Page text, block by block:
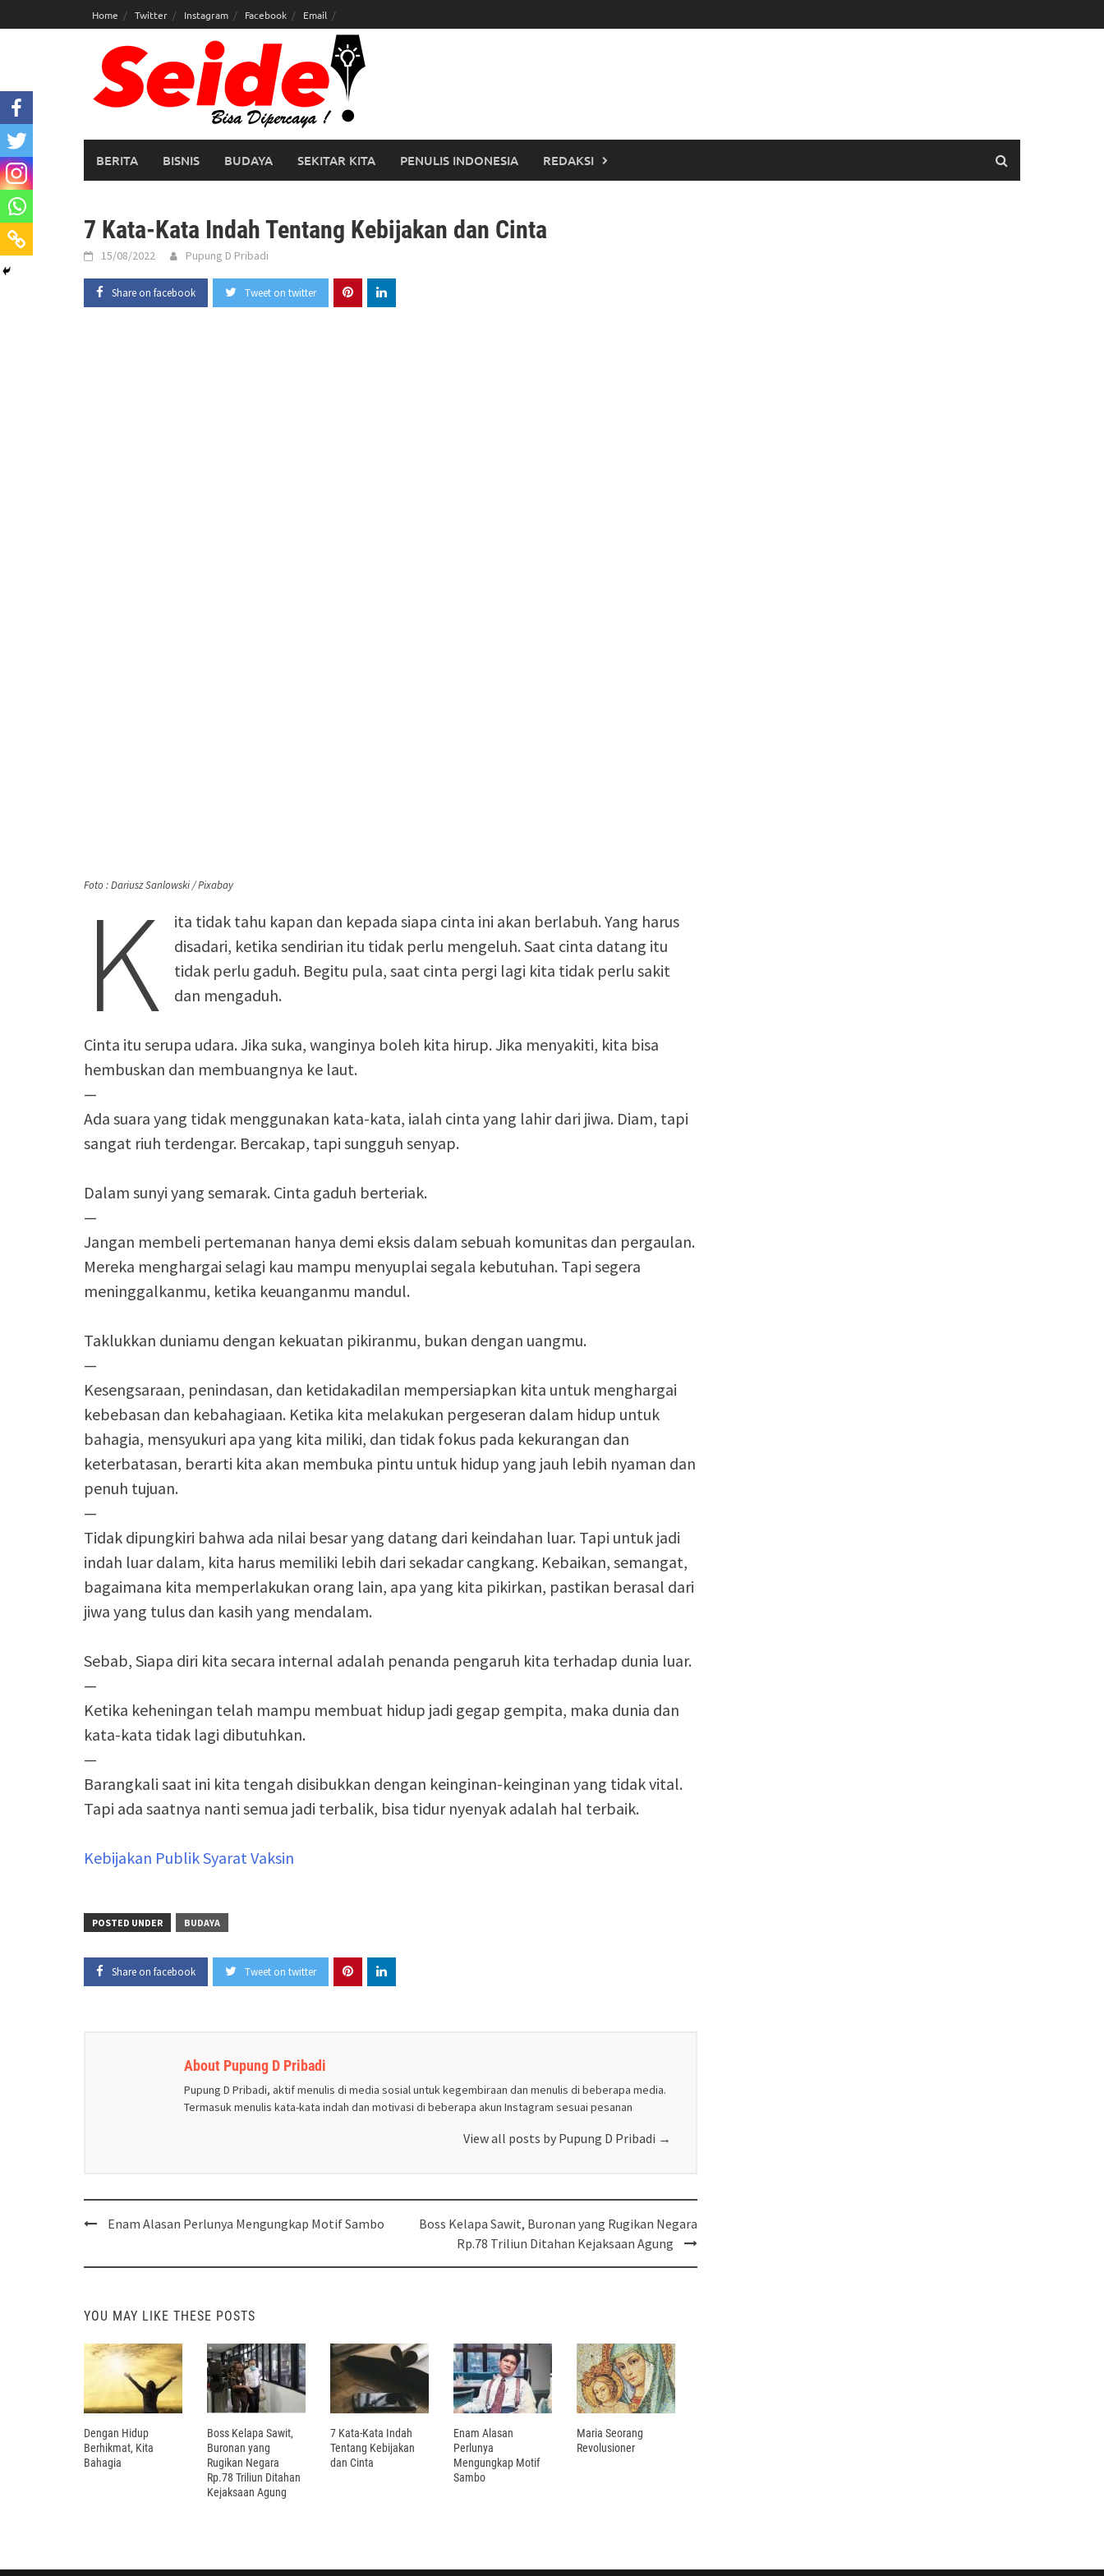
to
Home Twitter Instagram Facebook Email
BERITA BISNIS BUDAYA SEKITAR KITA PENULIS INDONESIA REDAKSI
7 Kata-Kata Indah Tentang Kebijakan dan Cinta
15/08/2022 Pupung D Pribadi
Share on facebook Tweet on twitter
Foto : Dariusz Sanlowski / Pixabay
K
ita tidak tahu kapan dan kepada siapa cinta ini akan berlabuh. Yang harus
disadari, ketika sendirian itu tidak perlu mengeluh. Saat cinta datang itu
tidak perlu gaduh. Begitu pula, saat cinta pergi lagi kita tidak perlu sakit
dan mengaduh.
Cinta itu serupa udara. Jika suka, wanginya boleh kita hirup. Jika menyakiti, kita bisa
hembuskan dan membuangnya ke laut.
—
Ada suara yang tidak menggunakan kata-kata, ialah cinta yang lahir dari jiwa. Diam, tapi
sangat riuh terdengar. Bercakap, tapi sungguh senyap.
Dalam sunyi yang semarak. Cinta gaduh berteriak.
—
Jangan membeli pertemanan hanya demi eksis dalam sebuah komunitas dan pergaulan.
Mereka menghargai selagi kau mampu menyuplai segala kebutuhan. Tapi segera
meninggalkanmu, ketika keuanganmu mandul.
Taklukkan duniamu dengan kekuatan pikiranmu, bukan dengan uangmu.
—
Kesengsaraan, penindasan, dan ketidakadilan mempersiapkan kita untuk menghargai
kebebasan dan kebahagiaan. Ketika kita melakukan pergeseran dalam hidup untuk
bahagia, mensyukuri apa yang kita miliki, dan tidak fokus pada kekurangan dan
keterbatasan, berarti kita akan membuka pintu untuk hidup yang jauh lebih nyaman dan
penuh tujuan.
—
Tidak dipungkiri bahwa ada nilai besar yang datang dari keindahan luar. Tapi untuk jadi
indah luar dalam, kita harus memiliki lebih dari sekadar cangkang. Kebaikan, semangat,
bagaimana kita memperlakukan orang lain, apa yang kita pikirkan, pastikan berasal dari
jiwa yang tulus dan kasih yang mendalam.
Sebab, Siapa diri kita secara internal adalah penanda pengaruh kita terhadap dunia luar.
—
Ketika keheningan telah mampu membuat hidup jadi gegap gempita, maka dunia dan
kata-kata tidak lagi dibutuhkan.
—
Barangkali saat ini kita tengah disibukkan dengan keinginan-keinginan yang tidak vital.
Tapi ada saatnya nanti semua jadi terbalik, bisa tidur nyenyak adalah hal terbaik.
Kebijakan Publik Syarat Vaksin
POSTED UNDER BUDAYA
Share on facebook Tweet on twitter
About Pupung D Pribadi
Pupung D Pribadi, aktif menulis di media sosial untuk kegembiraan dan menulis di beberapa media.
Termasuk menulis kata-kata indah dan motivasi di beberapa akun Instagram sesuai pesanan
View all posts by Pupung D Pribadi →
PostEnam Alasan Perlunya Mengungkap Motif Sambo
Boss Kelapa Sawit, Buronan yang Rugikan Negara
Rp.78 Triliun Ditahan Kejaksaan Agung
YOU MAY LIKE THESE POSTS
Dengan Hidup
Berhikmat, Kita
Bahagia
Boss Kelapa Sawit,
Buronan yang
Rugikan Negara
Rp.78 Triliun Ditahan
Kejaksaan Agung
7 Kata-Kata Indah
Tentang Kebijakan
dan Cinta
Enam Alasan
Perlunya
Mengungkap Motif
Sambo
Maria Seorang
Revolusioner